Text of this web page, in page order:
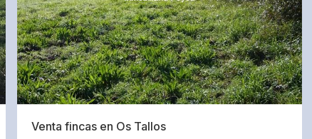
Venta fincas en Os Tallos